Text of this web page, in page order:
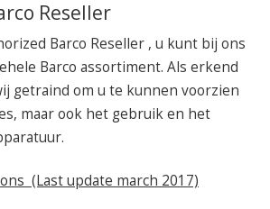
Reseller
Barco Reseller , u kunt bij ons
Barco assortiment. Als erkend
getraind om u te kunnen voorzien
maar ook het gebruik en het
(Last update march 2017)